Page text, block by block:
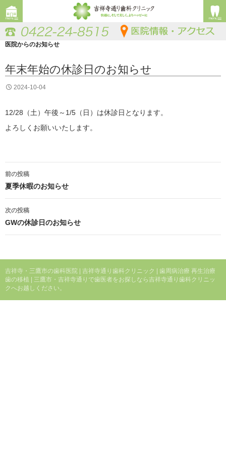
医院からのお知らせ
年末年始の休診日のお知らせ
2024-10-04
12/28（土）午後～1/5（日）は休診日となります。
よろしくお願いいたします。
投
稿
ナ
ビ
ー
シ
前の投稿
夏季休暇のお知らせ
次の投稿
GWの休診日のお知らせ
吉祥寺・三鷹市の歯科医院 | 吉祥寺通り歯科クリニック | 歯周病治療 再生治療
歯の移植 | 三鷹市・吉祥寺通りで歯医者をお探しなら吉祥寺通り歯科クリニッ
クへお越しください。